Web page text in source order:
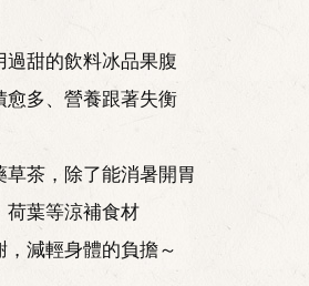
過甜的飲料冰品果腹
愈多、營養跟著失衡
茶，除了能消暑開胃
荷葉等涼補食材
減輕身體的負擔～